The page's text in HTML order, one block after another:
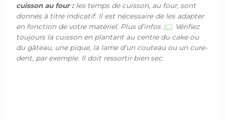
cuisson au four :les temps de cuisson, au four, sont
donnés à titre indicatif. Il est nécessaire de les adapter
en fonction de votre matériel. Plus d’infos ICI. Vérifiez
toujours la cuisson en plantant au centre du cake ou
du gâteau, une pique, la lame d’un couteau ou un cure-
dent, par exemple. Il doit ressortir bien sec.